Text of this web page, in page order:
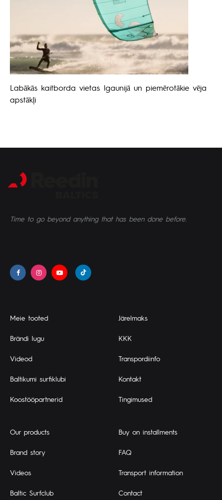
Labākās kaitborda vietas Igaunijā un piemērotākie vēja
apstākļi
Time to go beyond anything that has been done before.
Meie tooted
Brändi lugu
Videod
Baltikumi surfiklubi
Koostööpartnerid
Our products
Brand story
Videos
Baltic Surfclub
Järelmaks
KKK
Transpordiinfo
Kontakt
Tingimused
Buy on installments
FAQ
Transport information
Contact